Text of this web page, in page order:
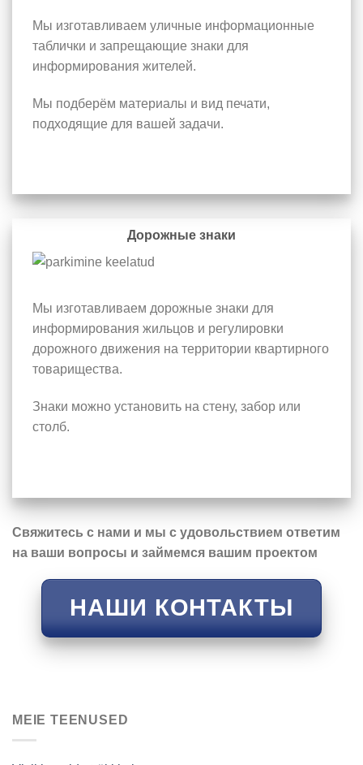
Мы изготавливаем уличные информационные
таблички и запрещающие знаки для
информирования жителей.
Мы подберём материалы и вид печати,
подходящие для вашей задачи.
Дорожные знаки
Мы изготавливаем дорожные знаки для
информирования жильцов и регулировки
дорожного движения на территории квартирного
товарищества.
Знаки можно установить на стену, забор или
столб.
Свяжитесь с нами и мы с удовольствием ответим
на ваши вопросы и займемся вашим проектом
НАШИ КОНТАКТЫ
MEIE TEENUSED